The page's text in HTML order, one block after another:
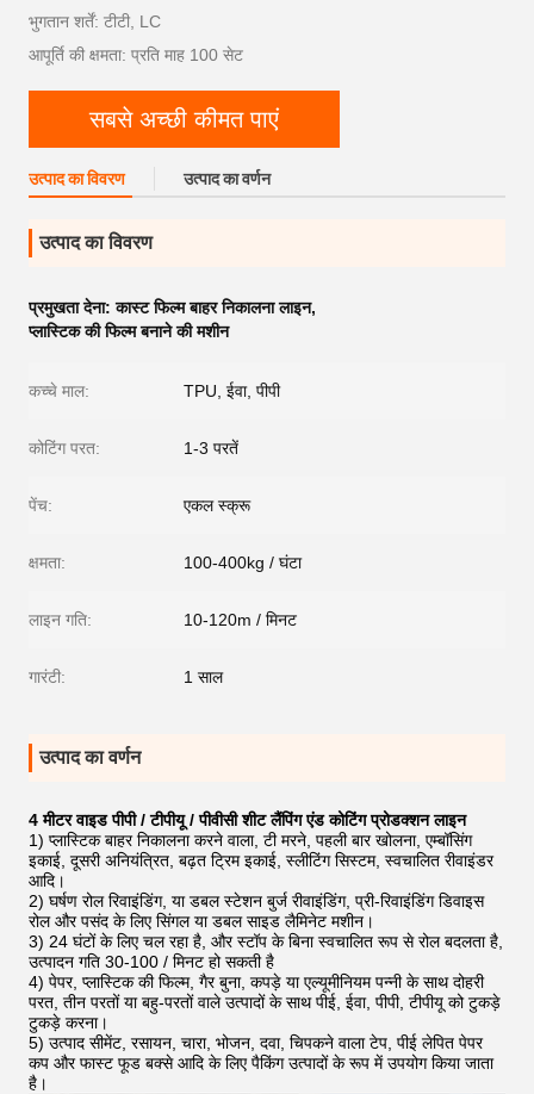
भुगतान शर्तें: टीटी, LC
आपूर्ति की क्षमता: प्रति माह 100 सेट
सबसे अच्छी कीमत पाएं
उत्पाद का विवरण उत्पाद का वर्णन
उत्पाद का विवरण
प्रमुखता देना:कास्ट फिल्म बाहर निकालना लाइन,
प्लास्टिक की फिल्म बनाने की मशीन
कच्चे माल: TPU, ईवा, पीपी
कोटिंग परत: 1-3 परतें
पेंच: एकल स्क्रू
क्षमता: 100-400kg / घंटा
लाइन गति: 10-120m / मिनट
गारंटी: 1 साल
उत्पाद का वर्णन
4 मीटर वाइड पीपी / टीपीयू / पीवीसी शीट लैंपिंग एंड कोटिंग प्रोडक्शन लाइन
1) प्लास्टिक बाहर निकालना करने वाला, टी मरने, पहली बार खोलना, एम्बॉसिंग
इकाई, दूसरी अनियंत्रित, बढ़त ट्रिम इकाई, स्लीटिंग सिस्टम, स्वचालित रीवाइंडर
आदि।
2) घर्षण रोल रिवाइंडिंग, या डबल स्टेशन बुर्ज रीवाइंडिंग, प्री-रिवाइंडिंग डिवाइस
रोल और पसंद के लिए सिंगल या डबल साइड लैमिनेट मशीन।
3) 24 घंटों के लिए चल रहा है, और स्टॉप के बिना स्वचालित रूप से रोल बदलता है,
उत्पादन गति 30-100 / मिनट हो सकती है
4) पेपर, प्लास्टिक की फिल्म, गैर बुना, कपड़े या एल्यूमीनियम पन्नी के साथ दोहरी
परत, तीन परतों या बहु-परतों वाले उत्पादों के साथ पीई, ईवा, पीपी, टीपीयू को टुकड़े
टुकड़े करना।
5) उत्पाद सीमेंट, रसायन, चारा, भोजन, दवा, चिपकने वाला टेप, पीई लेपित पेपर
कप और फास्ट फूड बक्से आदि के लिए पैकिंग उत्पादों के रूप में उपयोग किया जाता
है।